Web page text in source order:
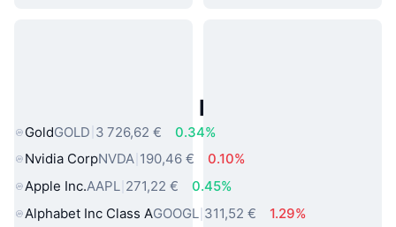
Actifs du Monde Réel Populaires
GoldGOLD 3 726,62 €
0.34%
Nvidia CorpNVDA 190,46 €
0.10%
Apple Inc.AAPL 271,22 €
0.45%
Alphabet Inc Class AGOOGL 311,52 € 1.29%